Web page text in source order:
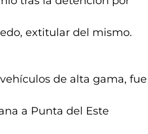
extitular del mismo.
de alta gama, fue
a Punta del Este